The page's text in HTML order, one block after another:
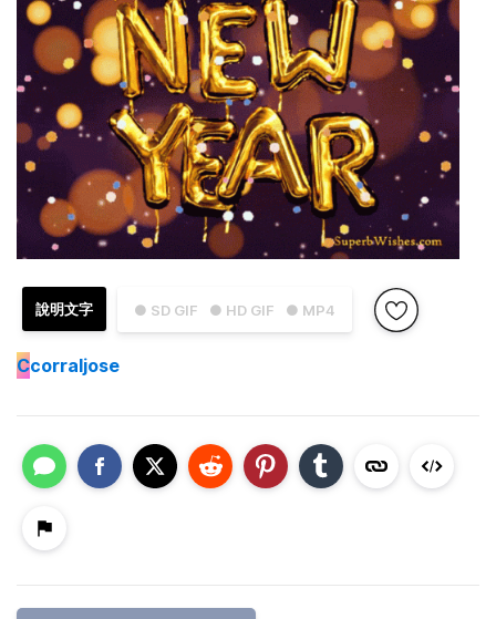
● SD GIF ● HD GIF ● MP4
說明文字
Ccorraljose